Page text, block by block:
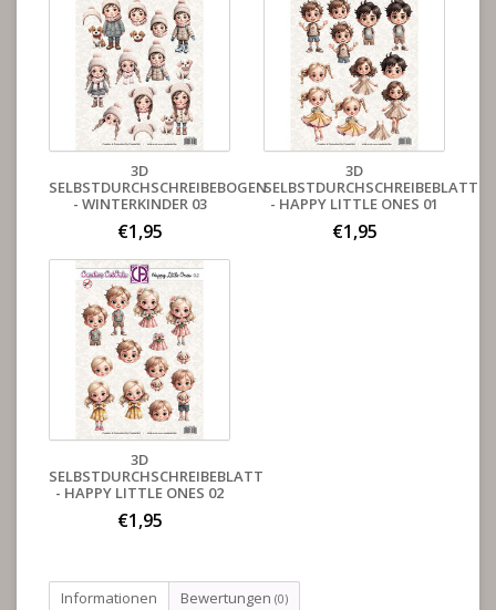
3D
SELBSTDURCHSCHREIBEBOGEN
- WINTERKINDER 03
€1,95
3D
SELBSTDURCHSCHREIBEBLATT
- HAPPY LITTLE ONES 01
€1,95
3D
SELBSTDURCHSCHREIBEBLATT
- HAPPY LITTLE ONES 02
€1,95
Informationen Bewertungen (0)